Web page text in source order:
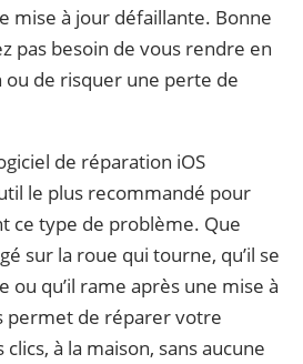
mise à jour défaillante. Bonne
pas besoin de vous rendre en
de risquer une perte de
de réparation iOS
le plus recommandé pour
ce type de problème. Que
sur la roue qui tourne, qu’il se
ou qu’il rame après une mise à
permet de réparer votre
à la maison, sans aucune